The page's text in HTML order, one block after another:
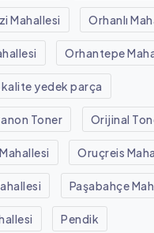
Mahallesi Orhanlı
Orhantepe
yedek parça
Toner Orijinal
Oruçreis
Paşabahçe
Pendik